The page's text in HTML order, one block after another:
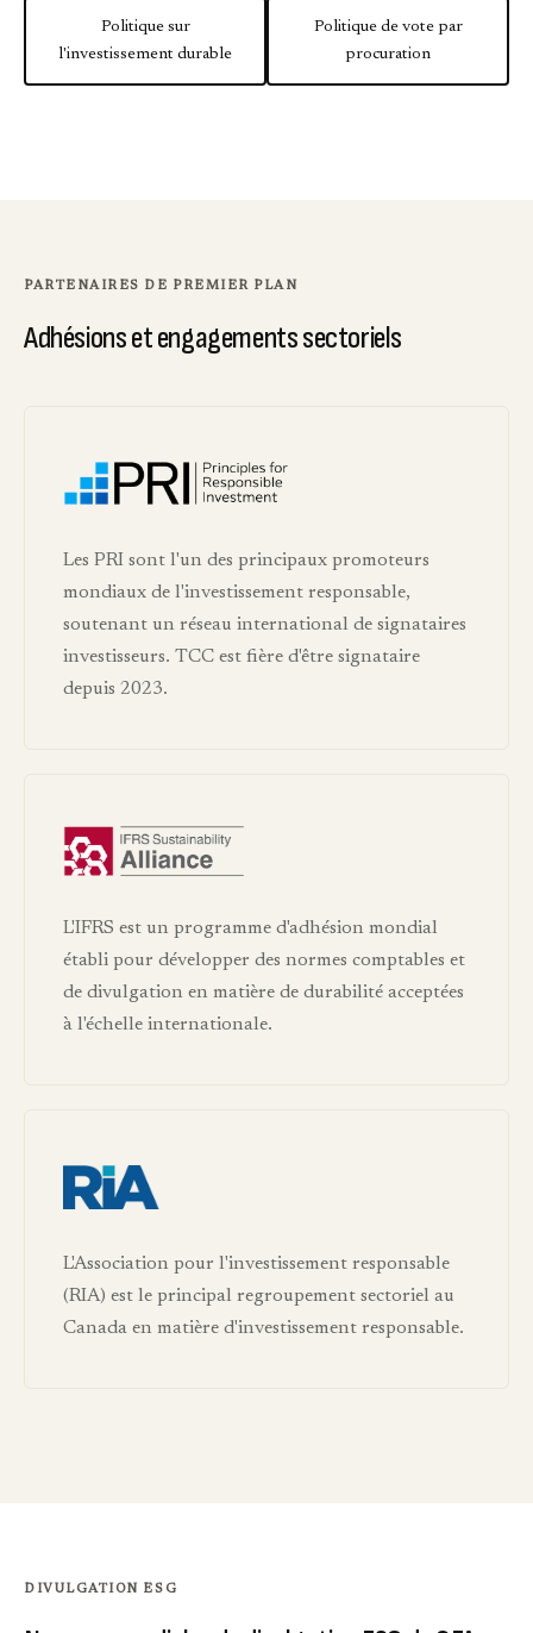
Politique sur
l'investissement durable
Politique de vote par
procuration
PARTENAIRES DE PREMIER PLAN
Adhésions et engagements sectoriels
Les PRI sont l'un des principaux promoteurs
mondiaux de l'investissement responsable,
soutenant un réseau international de signataires
investisseurs. TCC est fière d'être signataire
depuis 2023.
L'IFRS est un programme d'adhésion mondial
établi pour développer des normes comptables et
de divulgation en matière de durabilité acceptées
à l'échelle internationale.
L'Association pour l'investissement responsable
(RIA) est le principal regroupement sectoriel au
Canada en matière d'investissement responsable.
DIVULGATION ESG